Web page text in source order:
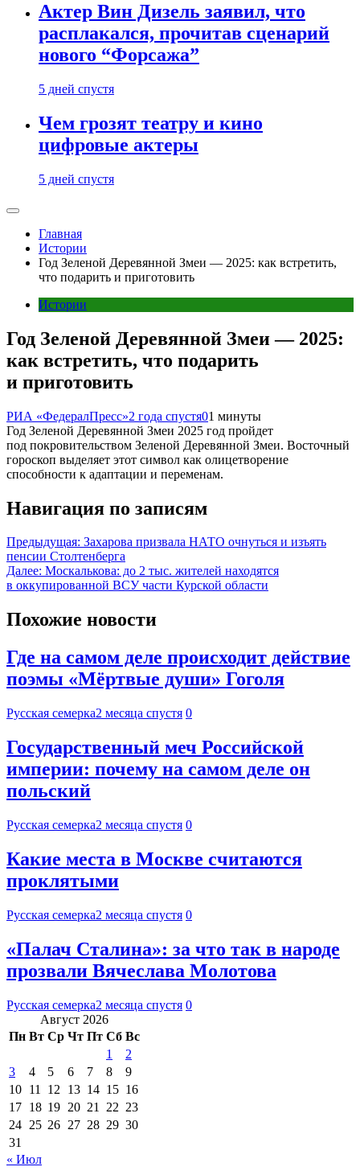
Актер Вин Дизель заявил, что
расплакался, прочитав сценарий
нового “Форсажа”
5 дней спустя
Чем грозят театру и кино
цифровые актеры
5 дней спустя
Главная
Истории
Год Зеленой Деревянной Змеи — 2025: как встретить,
что подарить и приготовить
Истории
Год Зеленой Деревянной Змеи — 2025:
как встретить, что подарить
и приготовить
РИА «ФедералПресс»2 года спустя01 минуты
Год Зеленой Деревянной Змеи 2025 год пройдет
под покровительством Зеленой Деревянной Змеи. Восточный
гороскоп выделяет этот символ как олицетворение
способности к адаптации и переменам.
Навигация по записям
Предыдущая: Захарова призвала НАТО очнуться и изъять
пенсии Столтенберга
Далее: Москалькова: до 2 тыс. жителей находятся
в оккупированной ВСУ части Курской области
Похожие новости
Где на самом деле происходит действие
поэмы «Мёртвые души» Гоголя
Русская семерка2 месяца спустя 0
Государственный меч Российской
империи: почему на самом деле он
польский
Русская семерка2 месяца спустя 0
Какие места в Москве считаются
проклятыми
Русская семерка2 месяца спустя 0
«Палач Сталина»: за что так в народе
прозвали Вячеслава Молотова
Русская семерка2 месяца спустя 0
Август 2026
Пн Вт Ср Чт Пт Сб Вс
1
2
3
4 5 6 7 8
9
10 11 12 13 14 15 16
17 18 19 20 21 22 23
24 25 26 27 28 29 30
31
« Июл